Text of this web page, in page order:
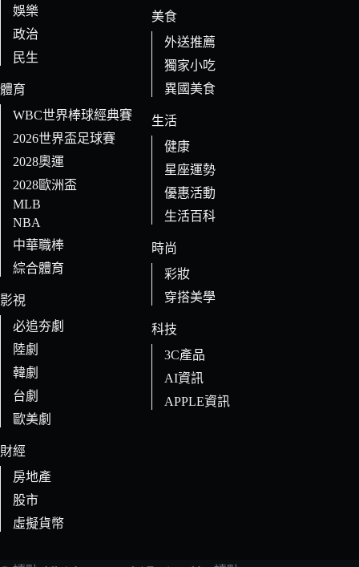
娛樂
政治
民生
體育
WBC世界棒球經典賽
2026世界盃足球賽
2028奧運
2028歐洲盃
MLB
NBA
中華職棒
綜合體育
影視
必追夯劇
陸劇
韓劇
台劇
歐美劇
財經
房地產
股市
虛擬貨幣
美食
外送推薦
獨家小吃
異國美食
生活
健康
星座運勢
優惠活動
生活百科
時尚
彩妝
穿搭美學
科技
3C產品
AI資訊
APPLE資訊